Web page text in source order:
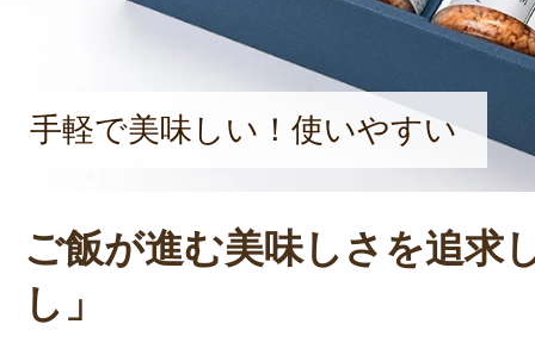
手軽で美味しい！使いやすい
ご飯が進む美味しさを追求
し」